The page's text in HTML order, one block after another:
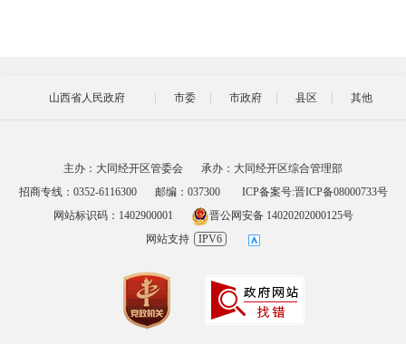
山西省人民政府 市委 市政府 县区 其他
主办：大同经开区管委会
承办：大同经开区综合管理部
招商专线：0352-6116300
邮编：037300
ICP备案号:晋ICP备08000733号
网站标识码：1402900001
晋公网安备 14020202000125号
网站支持
IPV6